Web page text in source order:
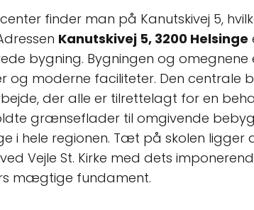
finder man på Kanutskivej 5,
Kanutskivej 5, 3200 Helsinge
bygning. Bygningen og
og moderne faciliteter. Den centrale
der alle er tilrettelagt for en
grænseflader til omgivende
i hele regionen. Tæt på skolen
Vejle St. Kirke med dets
mægtige fundament.